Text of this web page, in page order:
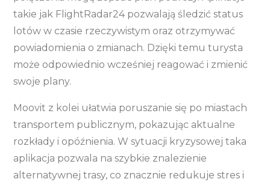
takie jak FlightRadar24 pozwalają śledzić status
lotów w czasie rzeczywistym oraz otrzymywać
powiadomienia o zmianach. Dzięki temu turysta
może odpowiednio wcześniej reagować i zmienić
swoje plany.
Moovit z kolei ułatwia poruszanie się po miastach
transportem publicznym, pokazując aktualne
rozkłady i opóźnienia. W sytuacji kryzysowej taka
aplikacja pozwala na szybkie znalezienie
alternatywnej trasy, co znacznie redukuje stres i